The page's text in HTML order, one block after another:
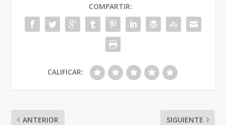
COMPARTIR:
CALIFICAR:
ANTERIOR SIGUIENTE